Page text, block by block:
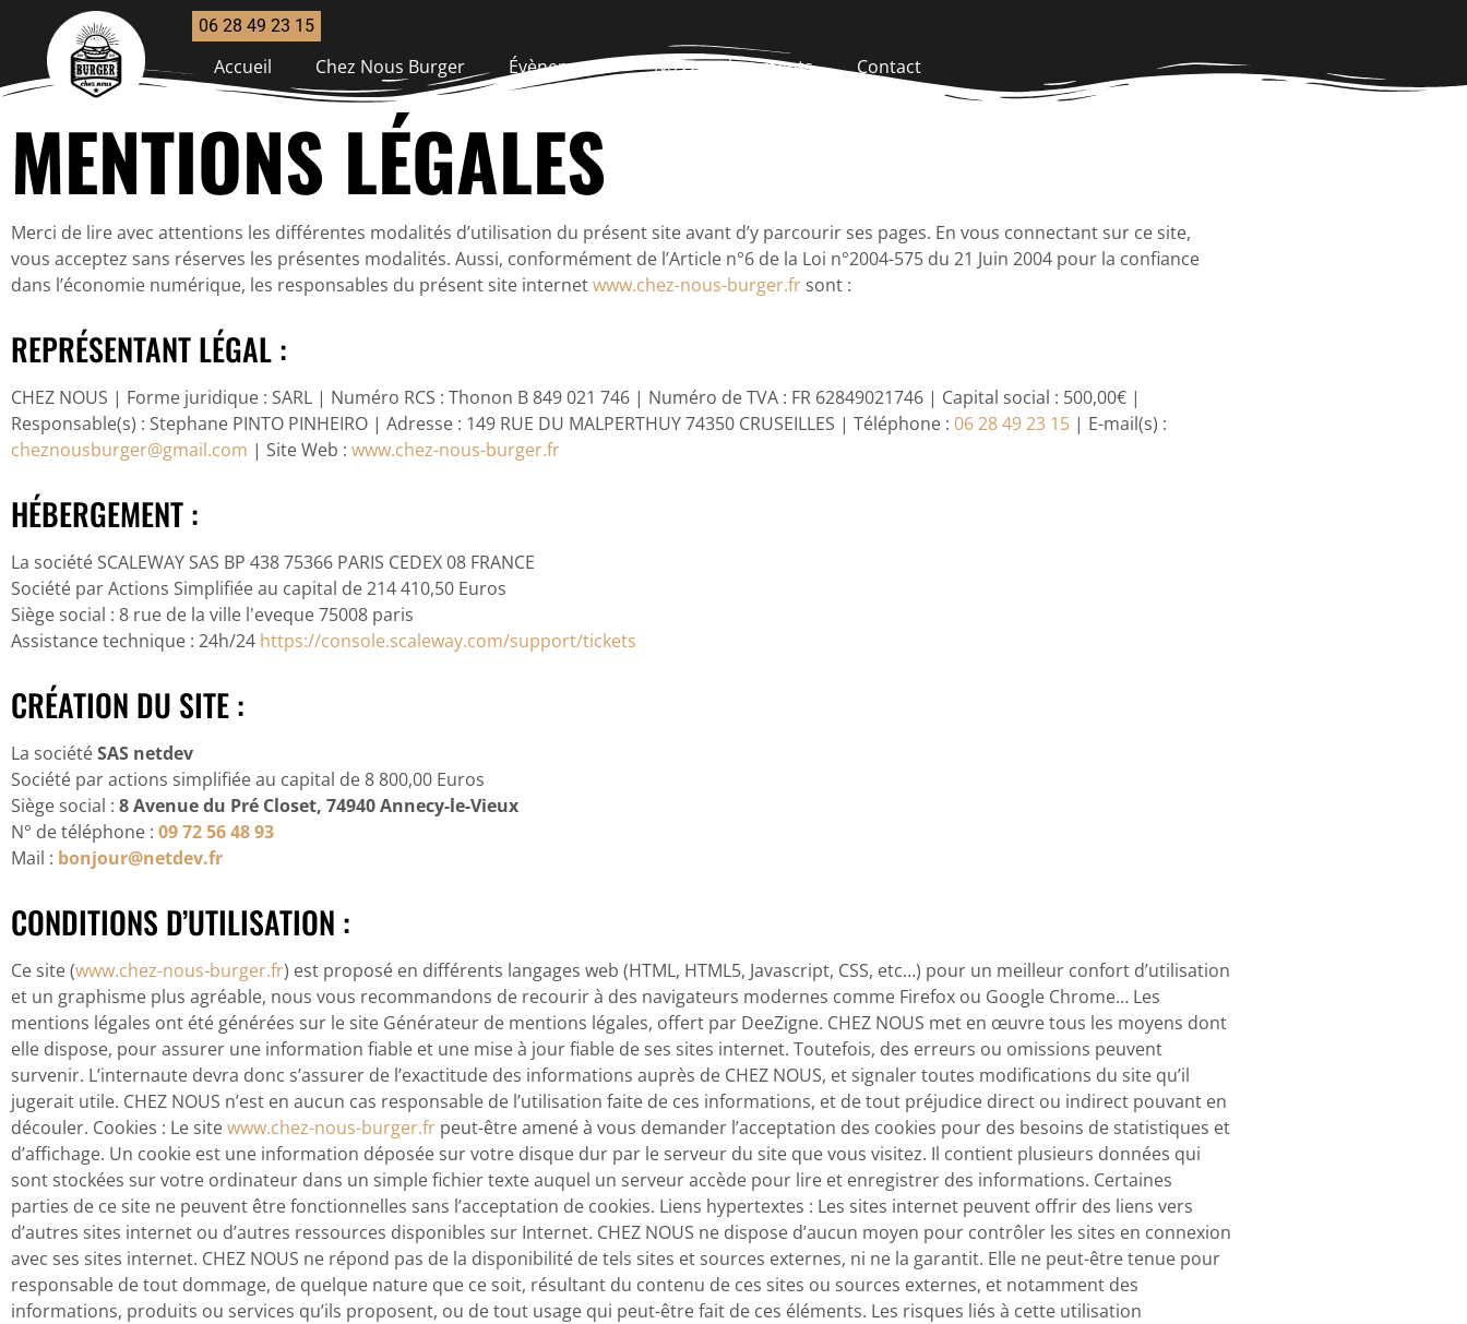
06 28 49 23 15
Accueil Chez Nous Burger Évènements Nos emplacements Contact
MENTIONS LÉGALES
Merci de lire avec attentions les différentes modalités d’utilisation du présent site avant d’y parcourir ses pages. En vous connectant sur ce site,
vous acceptez sans réserves les présentes modalités. Aussi, conformément de l’Article n°6 de la Loi n°2004-575 du 21 Juin 2004 pour la confiance
dans l’économie numérique, les responsables du présent site internetwww.chez-nous-burger.fr sont :
REPRÉSENTANT LÉGAL :
CHEZ NOUS | Forme juridique : SARL | Numéro RCS : Thonon B 849 021 746 | Numéro de TVA : FR 62849021746 | Capital social : 500,00€ |
Responsable(s) : Stephane PINTO PINHEIRO | Adresse : 149 RUE DU MALPERTHUY 74350 CRUSEILLES | Téléphone : 06 28 49 23 15 | E-mail(s) :
cheznousburger@gmail.com | Site Web : www.chez-nous-burger.fr
HÉBERGEMENT :
La société SCALEWAY SAS BP 438 75366 PARIS CEDEX 08 FRANCE
Société par Actions Simplifiée au capital de 214 410,50 Euros
Siège social : 8 rue de la ville l'eveque 75008 paris
Assistance technique : 24h/24 https://console.scaleway.com/support/tickets
CRÉATION DU SITE :
La sociétéSAS netdev
Société par actions simplifiée au capital de 8 800,00 Euros
Siège social : 8 Avenue du Pré Closet, 74940 Annecy-le-Vieux
N° de téléphone : 09 72 56 48 93
Mail : bonjour@netdev.fr
CONDITIONS D’UTILISATION :
Ce site (www.chez-nous-burger.fr) est proposé en différents langages web (HTML, HTML5, Javascript, CSS, etc…) pour un meilleur confort d’utilisation
et un graphisme plus agréable, nous vous recommandons de recourir à des navigateurs modernes comme Firefox ou Google Chrome… Les
mentions légales ont été générées sur le site Générateur de mentions légales, offert par DeeZigne. CHEZ NOUS met en œuvre tous les moyens dont
elle dispose, pour assurer une information fiable et une mise à jour fiable de ses sites internet. Toutefois, des erreurs ou omissions peuvent
survenir. L’internaute devra donc s’assurer de l’exactitude des informations auprès de CHEZ NOUS, et signaler toutes modifications du site qu’il
jugerait utile. CHEZ NOUS n’est en aucun cas responsable de l’utilisation faite de ces informations, et de tout préjudice direct ou indirect pouvant en
découler. Cookies : Le sitewww.chez-nous-burger.fr peut-être amené à vous demander l’acceptation des cookies pour des besoins de statistiques et
d’affichage. Un cookie est une information déposée sur votre disque dur par le serveur du site que vous visitez. Il contient plusieurs données qui
sont stockées sur votre ordinateur dans un simple fichier texte auquel un serveur accède pour lire et enregistrer des informations. Certaines
parties de ce site ne peuvent être fonctionnelles sans l’acceptation de cookies. Liens hypertextes : Les sites internet peuvent offrir des liens vers
d’autres sites internet ou d’autres ressources disponibles sur Internet. CHEZ NOUS ne dispose d’aucun moyen pour contrôler les sites en connexion
avec ses sites internet. CHEZ NOUS ne répond pas de la disponibilité de tels sites et sources externes, ni ne la garantit. Elle ne peut-être tenue pour
responsable de tout dommage, de quelque nature que ce soit, résultant du contenu de ces sites ou sources externes, et notamment des
informations, produits ou services qu’ils proposent, ou de tout usage qui peut-être fait de ces éléments. Les risques liés à cette utilisation